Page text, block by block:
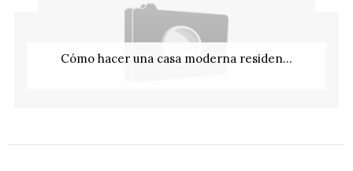
Cómo hacer una casa moderna residen...